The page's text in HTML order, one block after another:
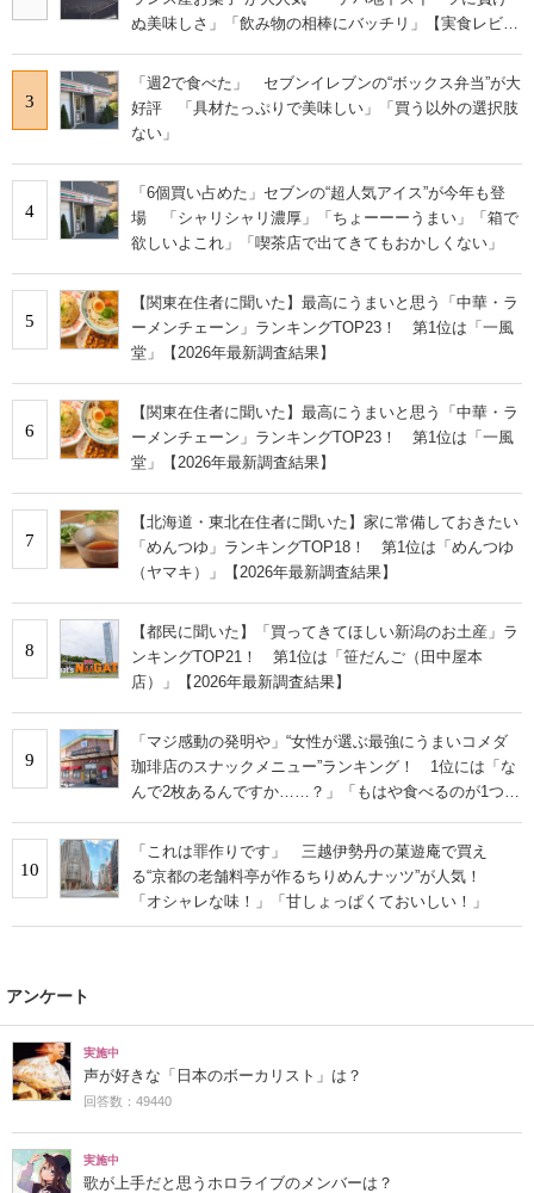
ぬ美味しさ」「飲み物の相棒にバッチリ」【実食レビュ
3
「週2で食べた」 セブンイレブンの“ボックス弁当”が大
好評 「具材たっぷりで美味しい」「買う以外の選択肢
ない」
4
「6個買い占めた」セブンの“超人気アイス”が今年も登
場 「シャリシャリ濃厚」「ちょーーーうまい」「箱で
欲しいよこれ」「喫茶店で出てきてもおかしくない」
5
【関東在住者に聞いた】最高にうまいと思う「中華・ラ
ーメンチェーン」ランキングTOP23！ 第1位は「一風
堂」【2026年最新調査結果】
6
【関東在住者に聞いた】最高にうまいと思う「中華・ラ
ーメンチェーン」ランキングTOP23！ 第1位は「一風
堂」【2026年最新調査結果】
7
【北海道・東北在住者に聞いた】家に常備しておきたい
「めんつゆ」ランキングTOP18！ 第1位は「めんつゆ
（ヤマキ）」【2026年最新調査結果】
8
【都民に聞いた】「買ってきてほしい新潟のお土産」ラ
ンキングTOP21！ 第1位は「笹だんご（田中屋本
店）」【2026年最新調査結果】
9
「マジ感動の発明や」“女性が選ぶ最強にうまいコメダ
珈琲店のスナックメニュー”ランキング！ 1位には「な
んで2枚あるんですか……？」「もはや食べるのが1つの
10
「これは罪作りです」 三越伊勢丹の菓遊庵で買え
る“京都の老舗料亭が作るちりめんナッツ”が人気！
「オシャレな味！」「甘しょっぱくておいしい！」
アンケート
実施中
声が好きな「日本のボーカリスト」は？
回答数：49440
実施中
歌が上手だと思うホロライブのメンバーは？